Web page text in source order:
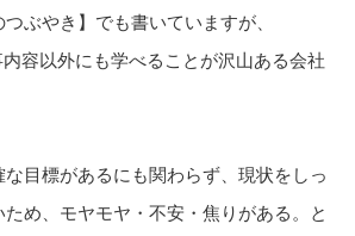
ぶやき】でも書いていますが、
容以外にも学べることが沢山ある会社
目標があるにも関わらず、現状をしっ
め、モヤモヤ・不安・焦りがある。と